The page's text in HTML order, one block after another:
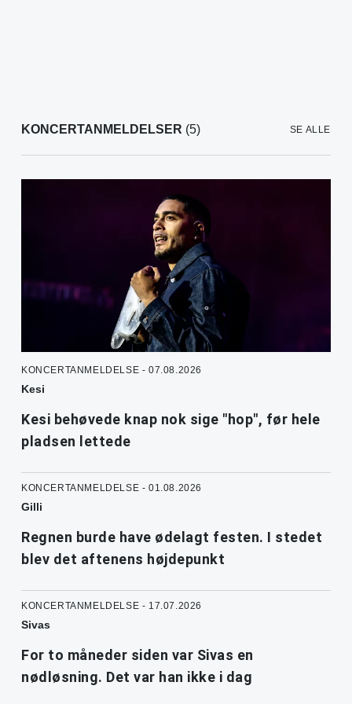
KONCERTANMELDELSER (5) SE ALLE
KONCERTANMELDELSE - 07.08.2026
Kesi
Kesi behøvede knap nok sige "hop", før hele
pladsen lettede
KONCERTANMELDELSE - 01.08.2026
Gilli
Regnen burde have ødelagt festen. I stedet
blev det aftenens højdepunkt
KONCERTANMELDELSE - 17.07.2026
Sivas
For to måneder siden var Sivas en
nødløsning. Det var han ikke i dag